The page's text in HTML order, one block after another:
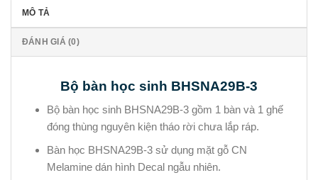
MÔ TẢ
ĐÁNH GIÁ (0)
Bộ bàn học sinh BHSNA29B-3
Bộ bàn học sinh BHSNA29B-3 gồm 1 bàn và 1 ghế
đóng thùng nguyên kiện tháo rời chưa lắp ráp.
Bàn học BHSNA29B-3 sử dụng mặt gỗ CN
Melamine dán hình Decal ngẫu nhiên.